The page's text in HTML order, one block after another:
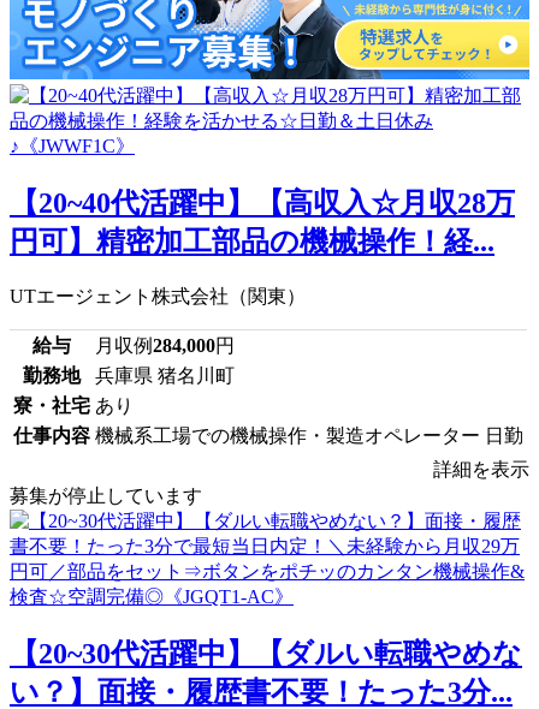
【20~40代活躍中】【高収入☆月収28万
円可】精密加工部品の機械操作！経...
UTエージェント株式会社（関東）
給与 月収例284,000円
勤務地
兵庫県 猪名川町
寮・社宅 あり
仕事内容 機械系工場での機械操作・製造オペレーター 日勤
詳細を表示
募集が停止しています
【20~30代活躍中】【ダルい転職やめな
い？】面接・履歴書不要！たった3分...